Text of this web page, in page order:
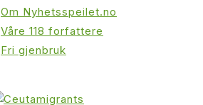
Om Nyhetsspeilet.no
Våre 118 forfattere
Fri gjenbruk